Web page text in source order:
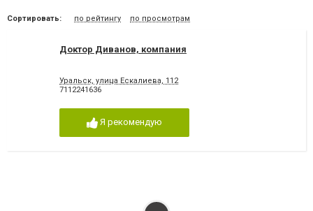
Сортировать: по рейтингу по просмотрам
Доктор Диванов, компания
Уральск, улица Ескалиева, 112
7112241636
Я рекомендую